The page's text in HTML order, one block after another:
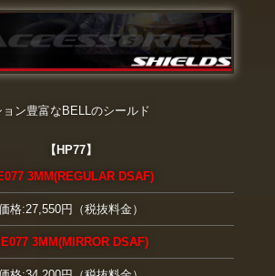
ン豊富なBELLのシールド
【HP77】
3MM(REGULAR DSAF)
格:27,550円（税抜料金）
3MM(MIRROR DSAF)